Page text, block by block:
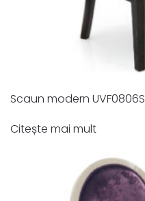
Scaun modern UVF0806S
Citește mai mult